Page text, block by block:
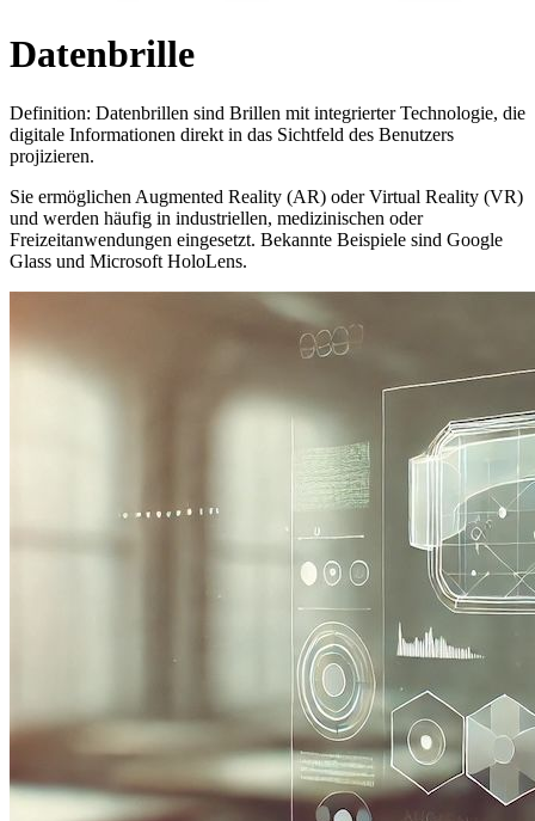
Datenbrille
Definition: Datenbrillen sind Brillen mit integrierter Technologie, die
digitale Informationen direkt in das Sichtfeld des Benutzers
projizieren.
Sie ermöglichen Augmented Reality (AR) oder Virtual Reality (VR)
und werden häufig in industriellen, medizinischen oder
Freizeitanwendungen eingesetzt. Bekannte Beispiele sind Google
Glass und Microsoft HoloLens.